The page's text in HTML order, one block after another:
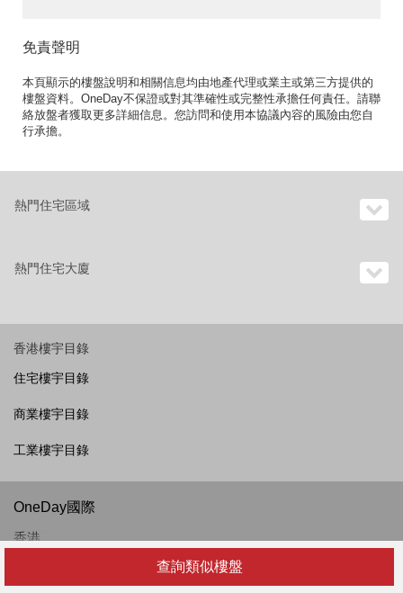
查詢類似樓盤
免責聲明
本頁顯示的樓盤說明和相關信息均由地產代理或業主或第三方提供的
樓盤資料。OneDay不保證或對其準確性或完整性承擔任何責任。請聯
絡放盤者獲取更多詳細信息。您訪問和使用本協議內容的風險由您自
行承擔。
熱門住宅區域
熱門住宅大廈
香港樓宇目錄
住宅樓宇目錄
商業樓宇目錄
工業樓宇目錄
OneDay國際
香港